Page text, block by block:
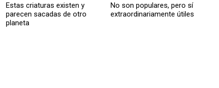
Estas criaturas existen y
parecen sacadas de otro
planeta
No son populares, pero sí
extraordinariamente útiles